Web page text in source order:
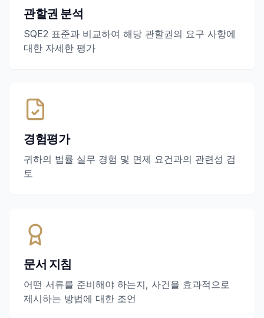
관할권 분석
SQE2 표준과 비교하여 해당 관할권의 요구 사항에
대한 자세한 평가
경험평가
귀하의 법률 실무 경험 및 면제 요건과의 관련성 검
토
문서 지침
어떤 서류를 준비해야 하는지, 사건을 효과적으로
제시하는 방법에 대한 조언